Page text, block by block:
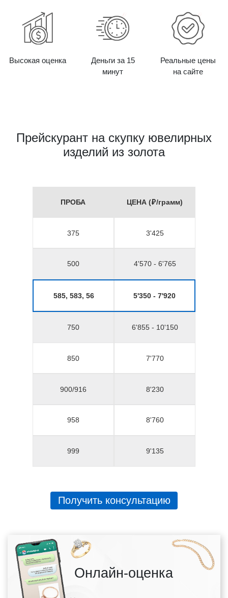
Высокая оценка
Деньги за 15
минут
Реальные цены
на сайте
Прейскурант на скупку ювелирных
изделий из золота
ПРОБА ЦЕНА (₽/грамм)
375 3'425
500 4'570 - 6'765
585, 583, 56 5'350 - 7'920
750 6'855 - 10'150
850 7'770
900/916 8'230
958 8'760
999 9'135
Получить консультацию
Онлайн-оценка